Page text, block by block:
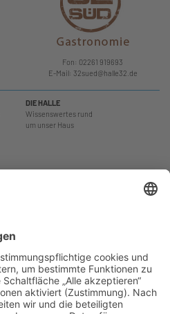
Fon: 02261 919693
E-Mail: 32sued@halle32.de
DIE HALLE
Wissenswertes rund
um unser Haus